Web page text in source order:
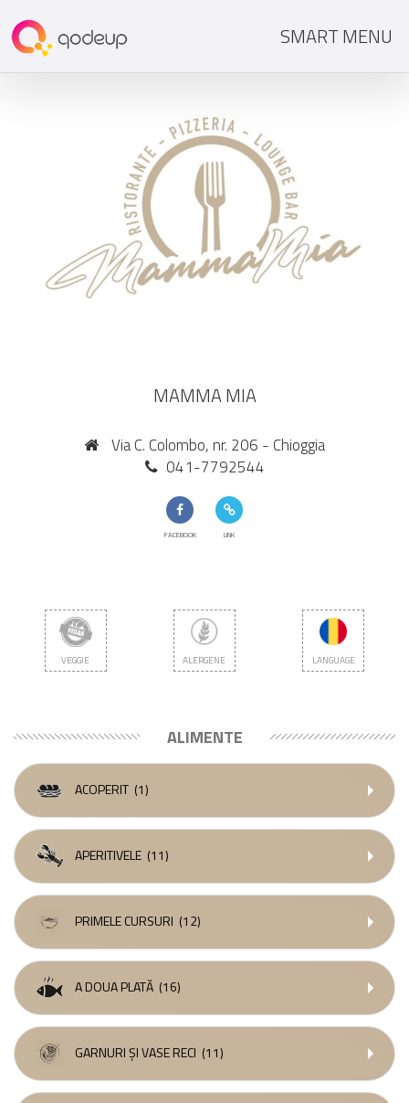
SMART MENU
MAMMA MIA
Via C. Colombo, nr. 206 - Chioggia
041-7792544
FACEBOOK LINK
VEGGIE ALERGENE LANGUAGE
ALIMENTE
ACOPERIT (1)
APERITIVELE (11)
PRIMELE CURSURI (12)
A DOUA PLATĂ (16)
GARNURI ȘI VASE RECI (11)